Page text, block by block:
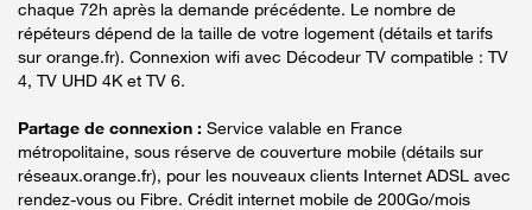
chaque 72h après la demande précédente. Le nombre de
répéteurs dépend de la taille de votre logement (détails et tarifs
sur orange.fr). Connexion wifi avec Décodeur TV compatible : TV
4, TV UHD 4K et TV 6.
Partage de connexion : Service valable en France
métropolitaine, sous réserve de couverture mobile (détails sur
réseaux.orange.fr), pour les nouveaux clients Internet ADSL avec
rendez-vous ou Fibre. Crédit internet mobile de 200Go/mois